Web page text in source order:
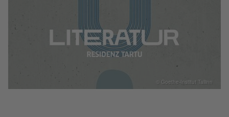
© Goethe-Institut Tallinn